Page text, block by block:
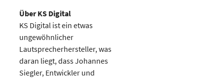
Über KS Digital
KS Digital ist ein etwas
ungewöhnlicher
Lautsprecherhersteller, was
daran liegt, dass Johannes
Siegler, Entwickler und